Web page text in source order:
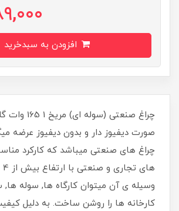
چراغ صنعتی (سوله
صورت دیفیوز دار و بدون دیفیوز عرضه
چراغ های صنعتی میباشد که کارکرد
وسیله ی آن میتوان کارگاه ها, سوله ها,
کارخانه ها را روشن ساخت. به دلیل